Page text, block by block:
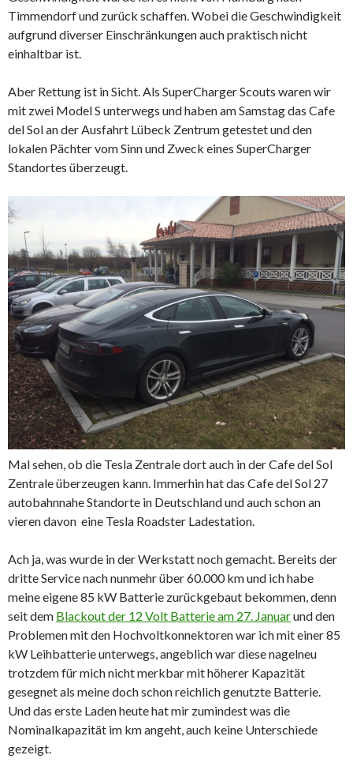
Timmendorf und zurück schaffen. Wobei die Geschwindigkeit
aufgrund diverser Einschränkungen auch praktisch nicht
einhaltbar ist.
Aber Rettung ist in Sicht. Als SuperCharger Scouts waren wir
mit zwei Model S unterwegs und haben am Samstag das Cafe
del Sol an der Ausfahrt Lübeck Zentrum getestet und den
lokalen Pächter vom Sinn und Zweck eines SuperCharger
Standortes überzeugt.
Mal sehen, ob die Tesla Zentrale dort auch in der Cafe del Sol
Zentrale überzeugen kann. Immerhin hat das Cafe del Sol 27
autobahnnahe Standorte in Deutschland und auch schon an
vieren davon eine Tesla Roadster Ladestation.
Ach ja, was wurde in der Werkstatt noch gemacht. Bereits der
dritte Service nach nunmehr über 60.000 km und ich habe
meine eigene 85 kW Batterie zurückgebaut bekommen, denn
seit dem Blackout der 12 Volt Batterie am 27. Januarund den
Problemen mit den Hochvoltkonnektoren war ich mit einer 85
kW Leihbatterie unterwegs, angeblich war diese nagelneu
trotzdem für mich nicht merkbar mit höherer Kapazität
gesegnet als meine doch schon reichlich genutzte Batterie.
Und das erste Laden heute hat mir zumindest was die
Nominalkapazität im km angeht, auch keine Unterschiede
gezeigt.